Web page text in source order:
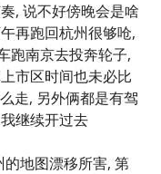
, 说不好傍晚会是啥
再跑回杭州很够呛,
跑南京去投奔轮子,
市区时间也未必比
走, 另外俩都是有驾
继续开过去
地图漂移所害, 第